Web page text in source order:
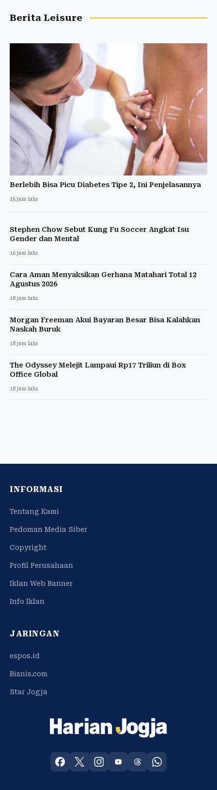
Berita Leisure
Berlebih Bisa Picu Diabetes Tipe 2, Ini Penjelasannya
15 jam lalu
Stephen Chow Sebut Kung Fu Soccer Angkat Isu
Gender dan Mental
16 jam lalu
Cara Aman Menyaksikan Gerhana Matahari Total 12
Agustus 2026
18 jam lalu
Morgan Freeman Akui Bayaran Besar Bisa Kalahkan
Naskah Buruk
18 jam lalu
The Odyssey Melejit Lampaui Rp17 Triliun di Box
Office Global
18 jam lalu
INFORMASI
Tentang Kami
Pedoman Media Siber
Copyright
Profil Perusahaan
Iklan Web Banner
Info Iklan
JARINGAN
espos.id
Bisnis.com
Star Jogja